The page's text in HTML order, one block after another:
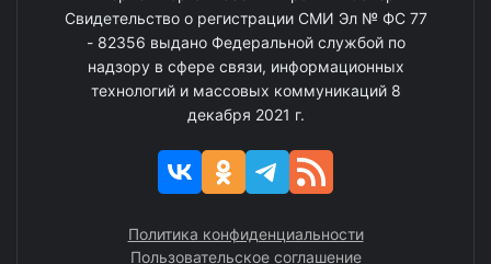
Свидетельство о регистрации СМИ Эл № ФС 77
- 82356 выдано Федеральной службой по
надзору в сфере связи, информационных
технологий и массовых коммуникаций 8
декабря 2021 г.
Политика конфиденциальности
Пользовательское соглашение